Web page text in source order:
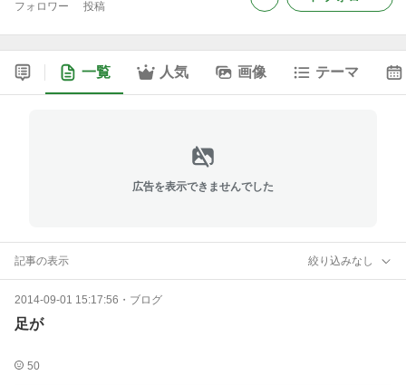
フォロワー 投稿
一覧 人気 画像 テーマ
広告を表示できませんでした
記事の表示 絞り込みなし
2014-09-01 15:17:56 ・ ブログ
足が
50